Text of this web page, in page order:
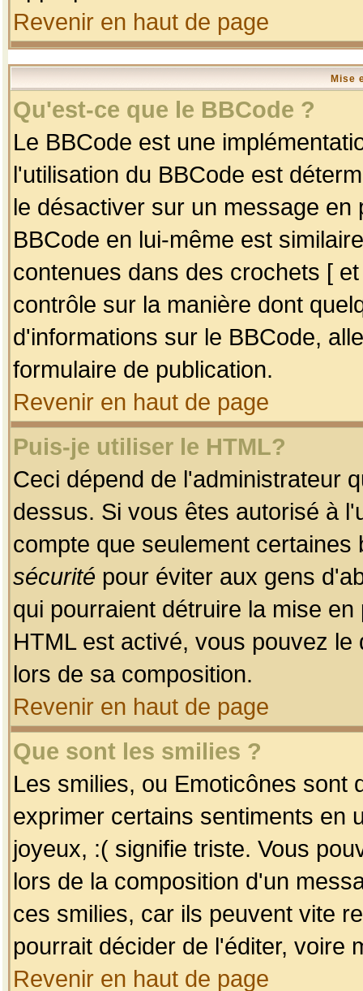
Revenir en haut de page
Mise
Qu'est-ce que le BBCode ?
Le BBCode est une
l'utilisation du BBCode est
le désactiver sur un message
BBCode en lui-même est
contenues dans des crochets [
contrôle sur la manière dont
d'informations sur le BBCode,
formulaire de publication.
Revenir en haut de page
Puis-je utiliser le HTML?
Ceci dépend de l'administrateur
dessus. Si vous êtes autorisé à
compte que seulement
sécurité pour éviter aux gens
qui pourraient détruire la mise
HTML est activé, vous pouvez
lors de sa composition.
Revenir en haut de page
Que sont les smilies ?
Les smilies, ou Emoticônes sont
exprimer certains sentiments en
joyeux, :( signifie triste. Vous
lors de la composition d'un
ces smilies, car ils peuvent vite
pourrait décider de l'éditer, voire
Revenir en haut de page